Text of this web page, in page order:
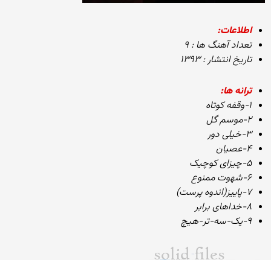
اطلاعات:
تعداد آهنگ ها : ۹
تاریخ انتشار : ۱۳۹۳
ترانه ها:
۱-وقفه کوتاه
۲-موسم گل
۳-خیلی دور
۴-عصیان
۵-چیزای کوچیک
۶-شهوت ممنوع
۷-پاییز(اندوه پرست)
۸-خداهای برابر
۹-یک-سه-تر-هیچ